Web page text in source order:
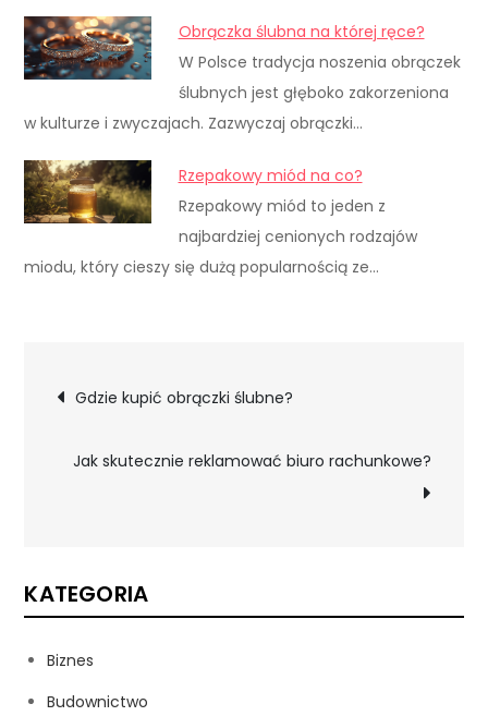
Obrączka ślubna na której ręce?
W Polsce tradycja noszenia obrączek
ślubnych jest głęboko zakorzeniona
w kulturze i zwyczajach. Zazwyczaj obrączki…
Rzepakowy miód na co?
Rzepakowy miód to jeden z
najbardziej cenionych rodzajów
miodu, który cieszy się dużą popularnością ze…
Nawigacja
wpisu
Gdzie kupić obrączki ślubne?
Jak skutecznie reklamować biuro rachunkowe?
KATEGORIA
Biznes
Budownictwo